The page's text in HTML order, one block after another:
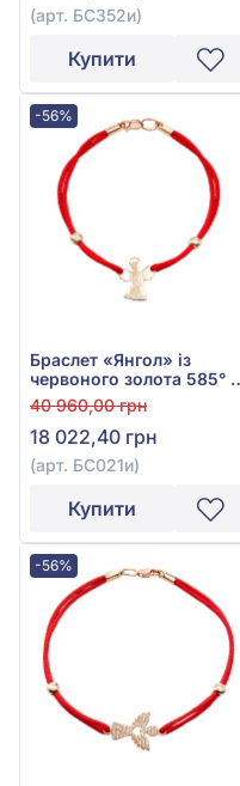
(арт. БС352и)
Купити
-56%
Браслет «Янгол» із
червоного золота 585° з
фіанітом/куб.цирконієм
червоним та текстилем,
арт. БС021и
40 960,00 грн
18 022,40 грн
(арт. БС021и)
Купити
-56%